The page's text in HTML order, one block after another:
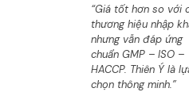
“Giá tốt hơn so với
thương hiệu nhập
nhưng vẫn đáp ứng
chuẩn GMP – ISO –
HACCP. Thiên Ý là
chọn thông minh.”